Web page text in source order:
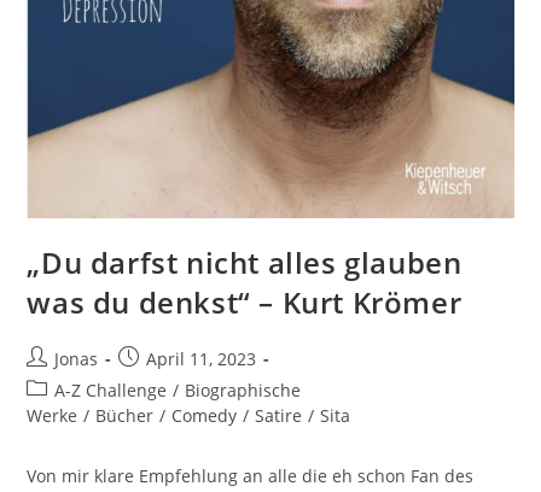
„Du darfst nicht alles glauben
was du denkst“ – Kurt Krömer
Jonas
April 11, 2023
A-Z Challenge / Biographische
Werke / Bücher / Comedy / Satire / Sita
Von mir klare Empfehlung an alle die eh schon Fan des